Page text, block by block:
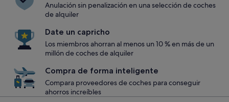
Anulación sin penalización en una selección de coches
de alquiler
Date un capricho
Los miembros ahorran al menos un 10 % en más de un
millón de coches de alquiler
Compra de forma inteligente
Compara proveedores de coches para conseguir
ahorros increíbles